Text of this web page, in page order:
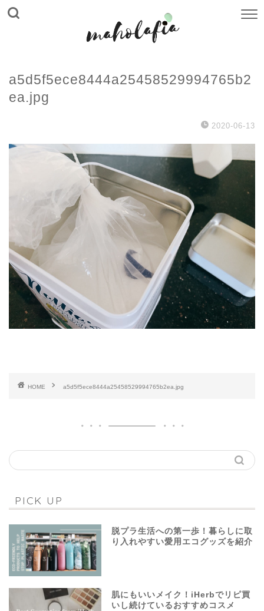
a5d5f5ece8444a25458529994765b2
ea.jpg
2020-06-13
HOME a5d5f5ece8444a25458529994765b2ea.jpg
PICK UP
脱プラ生活への第一歩！暮らしに取
り入れやすい愛用エコグッズを紹介
肌にもいいメイク！iHerbでリピ買
いし続けているおすすめコスメ